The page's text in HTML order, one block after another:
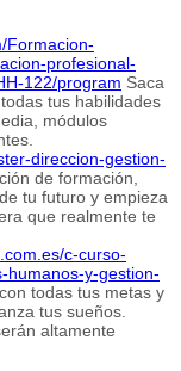
Formacion-
profesional-
122/program Saca
tus habilidades
módulos
direccion-gestion-
de formación,
tu futuro y empieza
que realmente te
c-curso-
humanos-y-gestion-
todas tus metas y
tus sueños.
altamente